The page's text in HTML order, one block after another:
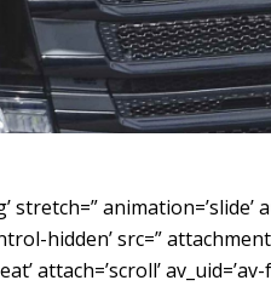
stretch=” animation=’slide’
hidden’ src=”
attach=’scroll’ av_uid=’av-